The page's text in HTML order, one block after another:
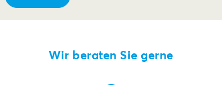
Wir beraten Sie gerne